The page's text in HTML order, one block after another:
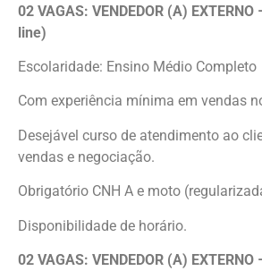
02 VAGAS: VENDEDOR (A)
line)
Escolaridade: Ensino Médio Completo
Com experiência mínima em vendas
Desejável curso de atendimento ao
vendas e negociação.
Obrigatório CNH A e moto
Disponibilidade de horário.
02 VAGAS: VENDEDOR (A) EXTERNO